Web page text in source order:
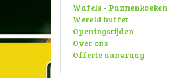
Wafels - Pannenkoeken
Wereld buffet
Openingstijden
Over ons
Offerte aanvraag